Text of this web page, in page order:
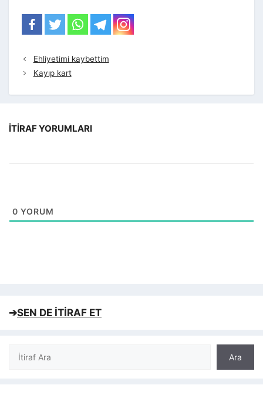
Ehliyetimi kaybettim
Kayıp kart
İTIRAF YORUMLARI
0 YORUM
➔SEN DE İTİRAF ET
Ara
Ara